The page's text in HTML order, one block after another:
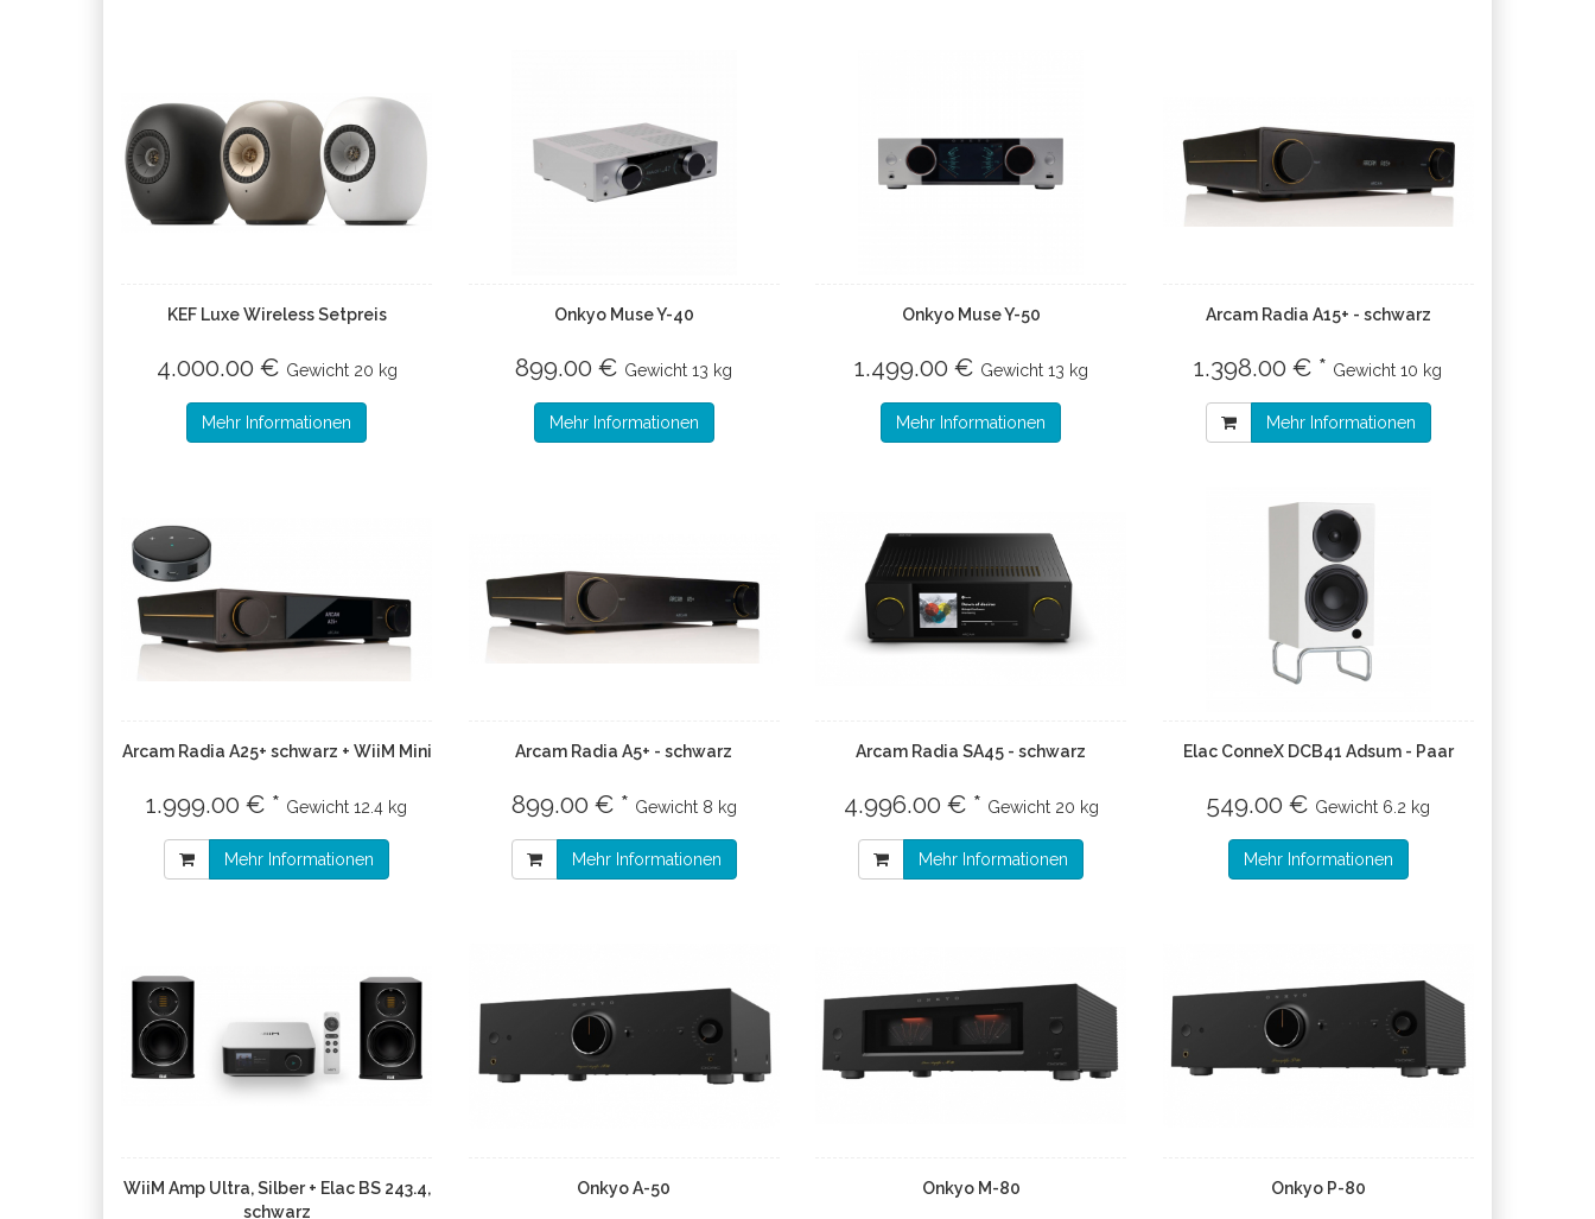
KEF Luxe Wireless Setpreis
4.000.00 € Gewicht 20 kg
Mehr Informationen
Onkyo Muse Y-40
899.00 € Gewicht 13 kg
Mehr Informationen
Onkyo Muse Y-50
1.499.00 € Gewicht 13 kg
Mehr Informationen
Arcam Radia A15+ - schwarz
1.398.00 € * Gewicht 10 kg
Mehr Informationen
Arcam Radia A25+ schwarz + WiiM Mini
1.999.00 € * Gewicht 12.4 kg
Mehr Informationen
Arcam Radia A5+ - schwarz
899.00 € * Gewicht 8 kg
Mehr Informationen
Arcam Radia SA45 - schwarz
4.996.00 € * Gewicht 20 kg
Mehr Informationen
Elac ConneX DCB41 Adsum - Paar
549.00 € Gewicht 6.2 kg
Mehr Informationen
WiiM Amp Ultra, Silber + Elac BS 243.4,
schwarz
Onkyo A-50 Onkyo M-80 Onkyo P-80